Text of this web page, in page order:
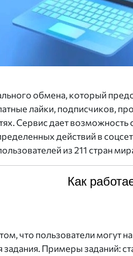
обмена, который
лайки, подписчиков,
Сервис дает
действий в
из 211 стран
Как
что пользователи могут
Примеры заданий: